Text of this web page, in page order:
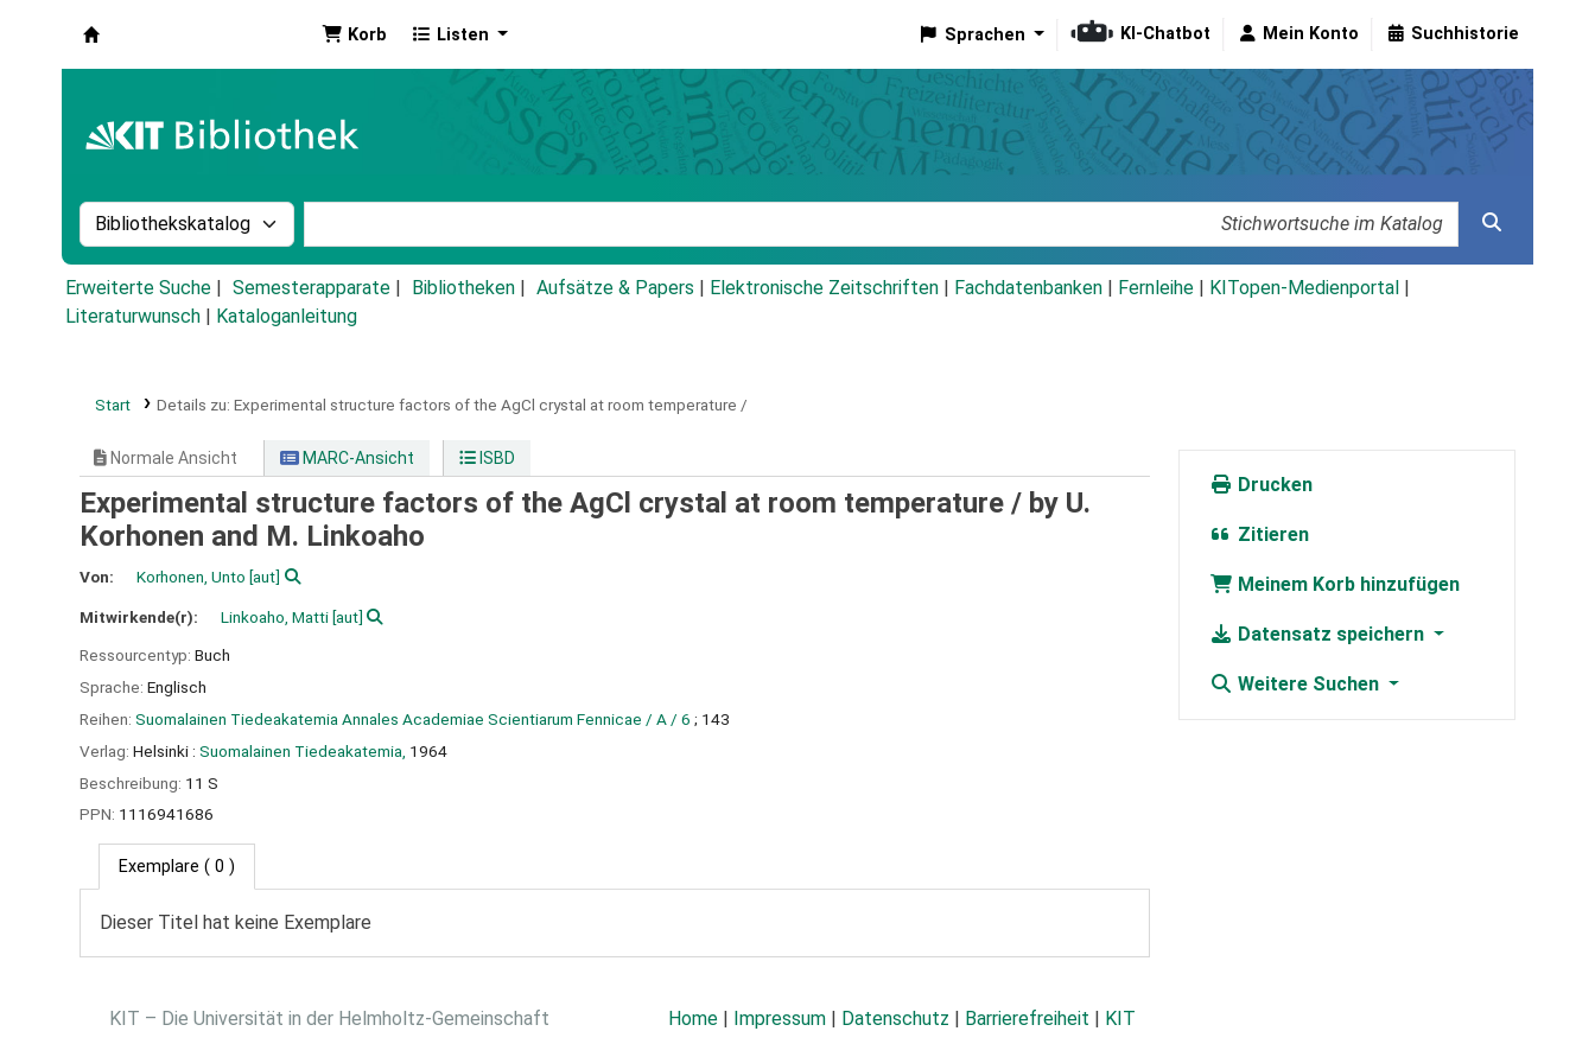
Korb Listen Sprachen KI-Chatbot Mein Konto Suchhistorie
Suche im Katalog nach:
Erweiterte Suche Semesterapparate Bibliotheken Aufsätze & Papers Elektronische Zeitschriften Fachdatenbanken Fernleihe KITopen-Medienportal
Literaturwunsch
Kataloganleitung
Start Details zu: Experimental structure factors of the AgCl crystal at room temperature /
Normale Ansicht MARC-Ansicht ISBD
Experimental structure factors of the AgCl crystal at room temperature / by U.
Korhonen and M. Linkoaho
Von: Korhonen, Unto [aut]
Mitwirkende(r): Linkoaho, Matti[aut]
Ressourcentyp: Buch
Sprache: Englisch
Reihen: Suomalainen Tiedeakatemia Annales Academiae Scientiarum Fennicae / A / 6 ; 143
Verlag: Helsinki : Suomalainen Tiedeakatemia, 1964
Beschreibung: 11 S
PPN: 1116941686
Exemplare ( 0 )
Dieser Titel hat keine Exemplare
Drucken
Zitieren
Meinem Korb hinzufügen
Datensatz speichern
Weitere Suchen
KIT – Die Universität in der Helmholtz-Gemeinschaft Home Impressum Datenschutz Barrierefreiheit KIT